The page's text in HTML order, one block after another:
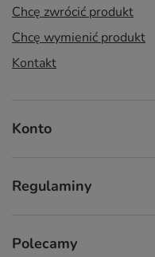
Chcę zwrócić produkt
Chcę wymienić produkt
Kontakt
Konto
Regulaminy
Polecamy